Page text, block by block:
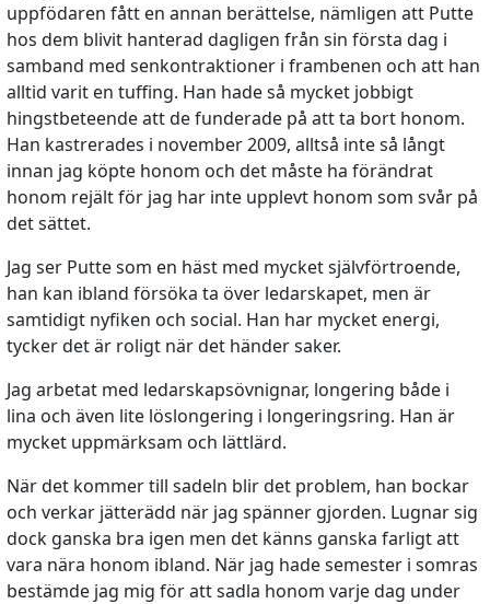
uppfödaren fått en annan berättelse, nämligen att Putte
hos dem blivit hanterad dagligen från sin första dag i
samband med senkontraktioner i frambenen och att han
alltid varit en tuffing. Han hade så mycket jobbigt
hingstbeteende att de funderade på att ta bort honom.
Han kastrerades i november 2009, alltså inte så långt
innan jag köpte honom och det måste ha förändrat
honom rejält för jag har inte upplevt honom som svår på
det sättet.
Jag ser Putte som en häst med mycket självförtroende,
han kan ibland försöka ta över ledarskapet, men är
samtidigt nyfiken och social. Han har mycket energi,
tycker det är roligt när det händer saker.
Jag arbetat med ledarskapsövnignar, longering både i
lina och även lite löslongering i longeringsring. Han är
mycket uppmärksam och lättlärd.
När det kommer till sadeln blir det problem, han bockar
och verkar jätterädd när jag spänner gjorden. Lugnar sig
dock ganska bra igen men det känns ganska farligt att
vara nära honom ibland. När jag hade semester i somras
bestämde jag mig för att sadla honom varje dag under